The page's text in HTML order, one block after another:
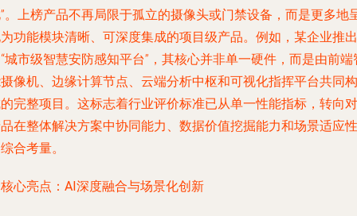
。上榜产品不再局限于孤立的摄像头或门禁设备，而是更多地
功能模块清晰、可深度集成的项目级产品。例如，某企业推出
城市级智慧安防感知平台”，其核心并非单一硬件，而是由前端
像机、边缘计算节点、云端分析中枢和可视化指挥平台共同构
完整项目。这标志着行业评价标准已从单一性能指标，转向对
在整体解决方案中协同能力、数据价值挖掘能力和场景适应性
合考量。
心亮点：AI深度融合与场景化创新